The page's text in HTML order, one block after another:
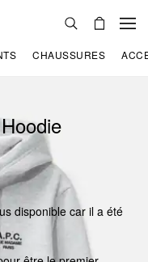
CHAUSSURES
disponible car il a été